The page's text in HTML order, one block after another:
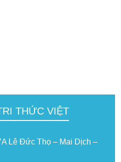
THỨC VIỆT
Lê Đức Thọ – Mai Dịch –